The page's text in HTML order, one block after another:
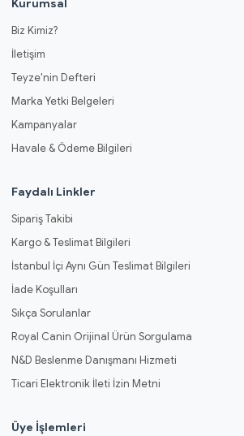
Kurumsal
Biz Kimiz?
İletişim
Teyze'nin Defteri
Marka Yetki Belgeleri
Kampanyalar
Havale & Ödeme Bilgileri
Faydalı Linkler
Sipariş Takibi
Kargo & Teslimat Bilgileri
İstanbul İçi Aynı Gün Teslimat Bilgileri
İade Koşulları
Sıkça Sorulanlar
Royal Canin Orijinal Ürün Sorgulama
N&D Beslenme Danışmanı Hizmeti
Ticari Elektronik İleti İzin Metni
Üye İşlemleri